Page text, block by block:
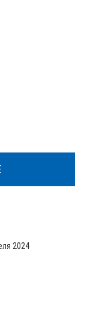
2024